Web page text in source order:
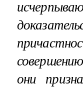
они